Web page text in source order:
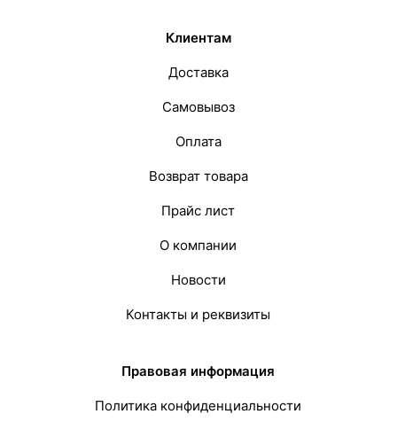
Клиентам
Доставка
Самовывоз
Оплата
Возврат товара
Прайс лист
О компании
Новости
Контакты и реквизиты
Правовая информация
Политика конфиденциальности